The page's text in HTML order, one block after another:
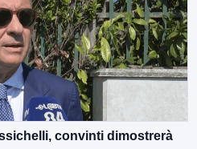
convinti dimostrerà